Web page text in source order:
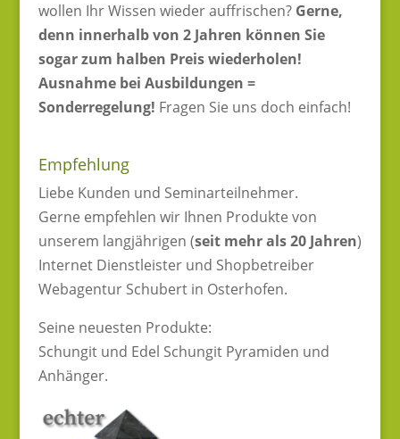
wollen Ihr Wissen wieder auffrischen? Gerne,
denn innerhalb von 2 Jahren können Sie
sogar zum halben Preis wiederholen!
Ausnahme bei Ausbildungen =
Sonderregelung! Fragen Sie uns doch einfach!
Empfehlung
Liebe Kunden und Seminarteilnehmer.
Gerne empfehlen wir Ihnen Produkte von
unserem langjährigen (seit mehr als 20 Jahren)
Internet Dienstleister und Shopbetreiber
Webagentur Schubert in Osterhofen.
Seine neuesten Produkte:
Schungit und Edel Schungit Pyramiden und
Anhänger.